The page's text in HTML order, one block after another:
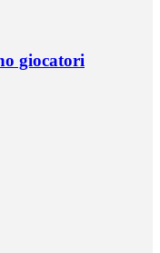
giocatori